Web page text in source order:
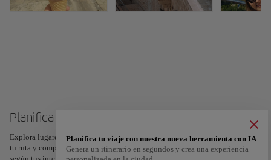
Planifica tu viaje a Dubrovnik
Explora lugares, experiencias y marca con el corazón tus favoritos para crear
tu ruta y compartirla. ¿Quieres más ideas? Obtén un itinerario personalizado
Planifica tu viaje con nuestra nueva herramienta con IA
Genera un itinerario en segundos y crea una experiencia